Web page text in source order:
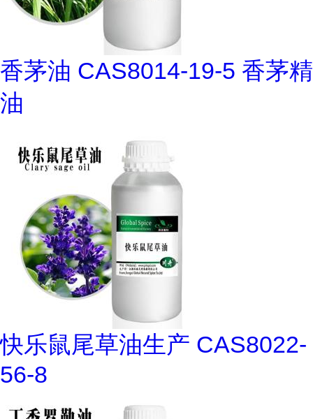
香茅油 CAS8014-19-5 香茅精
油
快乐鼠尾草油生产 CAS8022-
56-8